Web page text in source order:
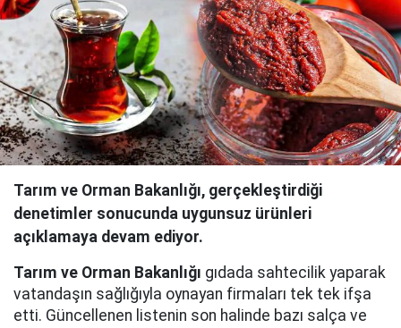
Tarım ve Orman Bakanlığı, gerçekleştirdiği
denetimler sonucunda uygunsuz ürünleri
açıklamaya devam ediyor.
Tarım ve Orman Bakanlığı gıdada sahtecilik yaparak
vatandaşın sağlığıyla oynayan firmaları tek tek ifşa
etti. Güncellenen listenin son halinde bazı salça ve